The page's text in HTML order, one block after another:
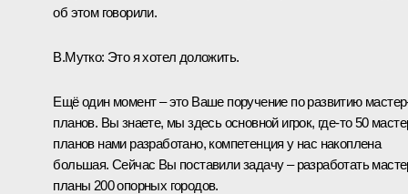
об этом говорили.
В.Мутко: Это я хотел доложить.
Ещё один момент – это Ваше поручение по развитию
планов. Вы знаете, мы здесь основной игрок, где-то 50
планов нами разработано, компетенция у нас накоплена
большая. Сейчас Вы поставили задачу – разработать
планы 200 опорных городов.